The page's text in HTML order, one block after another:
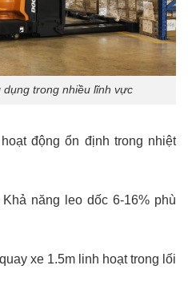
trong nhiều lĩnh vực
động ổn định trong nhiệt
năng leo dốc 6-16% phù
xe 1.5m linh hoạt trong lối